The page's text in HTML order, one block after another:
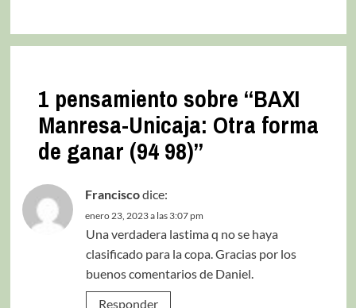
1 pensamiento sobre “BAXI
Manresa-Unicaja: Otra forma
de ganar (94 98)”
Franciscodice:
enero 23, 2023 a las 3:07 pm
Una verdadera lastima q no se haya
clasificado para la copa. Gracias por los
buenos comentarios de Daniel.
Responder